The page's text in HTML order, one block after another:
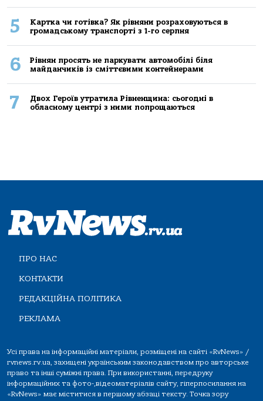
5
Картка чи готівка? Як рівняни розраховуються в
громадському транспорті з 1-го серпня
6
Рівнян просять не паркувати автомобілі біля
майданчиків із сміттєвими контейнерами
7
Двох Героїв утратила Рівненщина: сьогодні в
обласному центрі з ними попрощаються
ПРО НАС
КОНТАКТИ
РЕДАКЦІЙНА ПОЛІТИКА
РЕКЛАМА
Усі права на інформаційні матеріали, розміщені на сайті «RvNews» /
rvnews.rv.ua, захищені українським законодавством про авторське
право та інші суміжні права. При використанні, передруку
інформаційних та фото-,відеоматеріалів сайту, гіперпосилання на
«RvNews» має міститися в першому абзаці тексту. Точка зору